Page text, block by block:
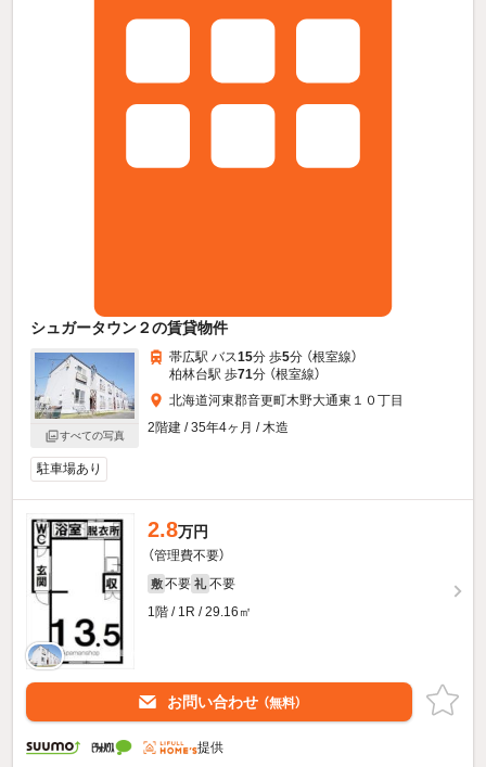
シュガータウン２の賃貸物件
すべての写真
帯広駅 バス15分 歩5分 （根室線）
柏林台駅 歩71分 （根室線）
北海道河東郡音更町木野大通東１０丁目
2階建 / 35年4ヶ月 / 木造
駐車場あり
2.8万円
（管理費不要）
敷 不要 礼 不要
1階 / 1R / 29.16㎡
お問い合わせ （無料）
提供